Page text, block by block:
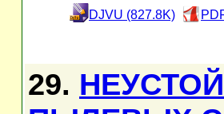
DJVU (827.8K)
29.